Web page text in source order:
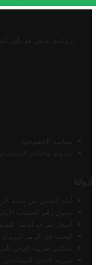
تروفيت تونس هو دليل
سياسة الخصوصية
شروط وأحكام الاستخدام
أدواتنا
أداة التحقق من صحة
محول رقم الحساب
أسعار صرف الدينار
البحث عن الرمز
محاكي ضريبة الدخل
ضريبة الدخل